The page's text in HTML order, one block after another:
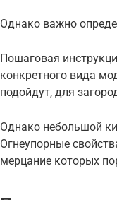
Однако важно
Пошаговая
конкретного вида
подойдут, для
Однако небольшой
Огнеупорные
мерцание которых